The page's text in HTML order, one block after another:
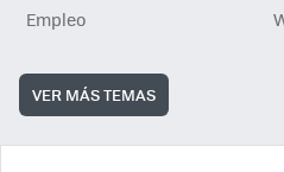
Empleo
VER MÁS TEMAS